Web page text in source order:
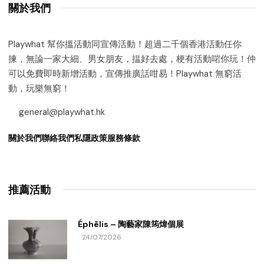
關於我們
Playwhat 幫你搵活動同宣傳活動！超過二千個香港活動任你
揀，無論一家大細、男女朋友，揾好去處，梗有活動啱你玩！仲
可以免費即時新增活動，宣傳推廣話咁易！Playwhat 無窮活
動，玩樂無窮！
general@playwhat.hk
關於我們聯絡我們私隱政策服務條款
推薦活動
Éphēlis – 陶藝家陳筠煒個展
24/07/2026